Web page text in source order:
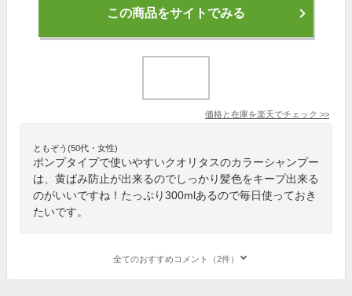
この商品をサイトでみる
価格と在庫を楽天でチェック >>
ともぞう(50代・女性)
ポンプタイプで使いやすいクオリタスのカラーシャンプー
は、黄ばみ防止が出来るのでしっかり髪色をキープ出来る
のがいいですね！たっぷり300mlあるので毎日使っておき
たいです。
全てのおすすめコメント（2件）